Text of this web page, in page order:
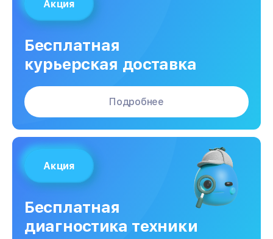
Акция
Бесплатная
курьерская доставка
Подробнее
Акция
Бесплатная
диагностика техники